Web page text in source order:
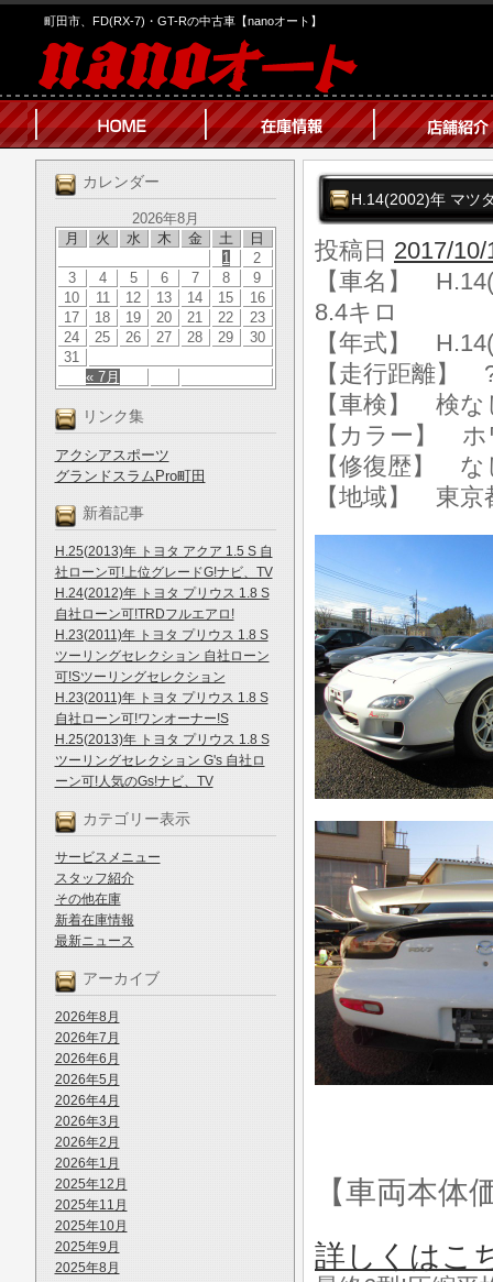
町田市、FD(RX-7)・GT-Rの中古車【nanoオート】
カレンダー
2026年8月
月
火 水 木 金 土 日
« 7月
1
2
3
4 5 6 7 8
9
10
11 12 13 14 15
16
17
18 19 20 21 22
23
24
25 26 27 28 29
30
31
リンク集
アクシアスポーツ
グランドスラムPro町田
新着記事
H.25(2013)年 トヨタ アクア 1.5 S 自
社ローン可!上位グレードG!ナビ、TV
H.24(2012)年 トヨタ プリウス 1.8 S
自社ローン可!TRDフルエアロ!
H.23(2011)年 トヨタ プリウス 1.8 S
ツーリングセレクション 自社ローン
可!Sツーリングセレクション
H.23(2011)年 トヨタ プリウス 1.8 S
自社ローン可!ワンオーナー!S
H.25(2013)年 トヨタ プリウス 1.8 S
ツーリングセレクション G's 自社ロ
ーン可!人気のGs!ナビ、TV
カテゴリー表示
サービスメニュー
スタッフ紹介
その他在庫
新着在庫情報
最新ニュース
アーカイブ
2026年8月
2026年7月
2026年6月
2026年5月
2026年4月
2026年3月
2026年2月
2026年1月
2025年12月
2025年11月
2025年10月
2025年9月
2025年8月
H.14(2002)年 マツ
投稿日 2017/10/
【車名】
8.4キロ
【年式】
【走行距離】
【車検】 検な
【カラー】
【修復歴】 な
【地域】 東京
【車両本体
詳しくはこ